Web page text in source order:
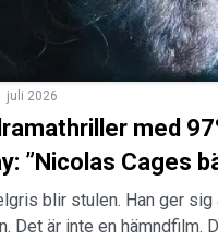
juli 2026
med
”Nicolas Cages
blir stulen. Han ger
Det är inte en hämndfilm.